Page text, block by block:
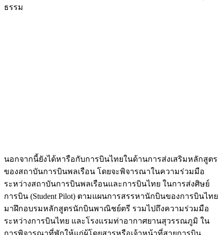
ธรรม
นอกจากนี้ยังได้หารือกับการบินไทยในด้านการส่งเสริมหลักสูตร
ของสถาบันการบินพลเรือน โดยจะพิจารณาในความร่วมมือ
ระหว่างสถาบันการบินพลเรือนและการบินไทย ในการส่งศิษย์
การบิน (Student Pilot) ตามแผนการสรรหานักบินของการบินไทย
มาฝึกอบรมหลักสูตรนักบินพาณิชย์ตรี รวมไปถึงความร่วมมือ
ระหว่างการบินไทย และโรงแรมท่าอากาศยานสุวรรณภูมิ ใน